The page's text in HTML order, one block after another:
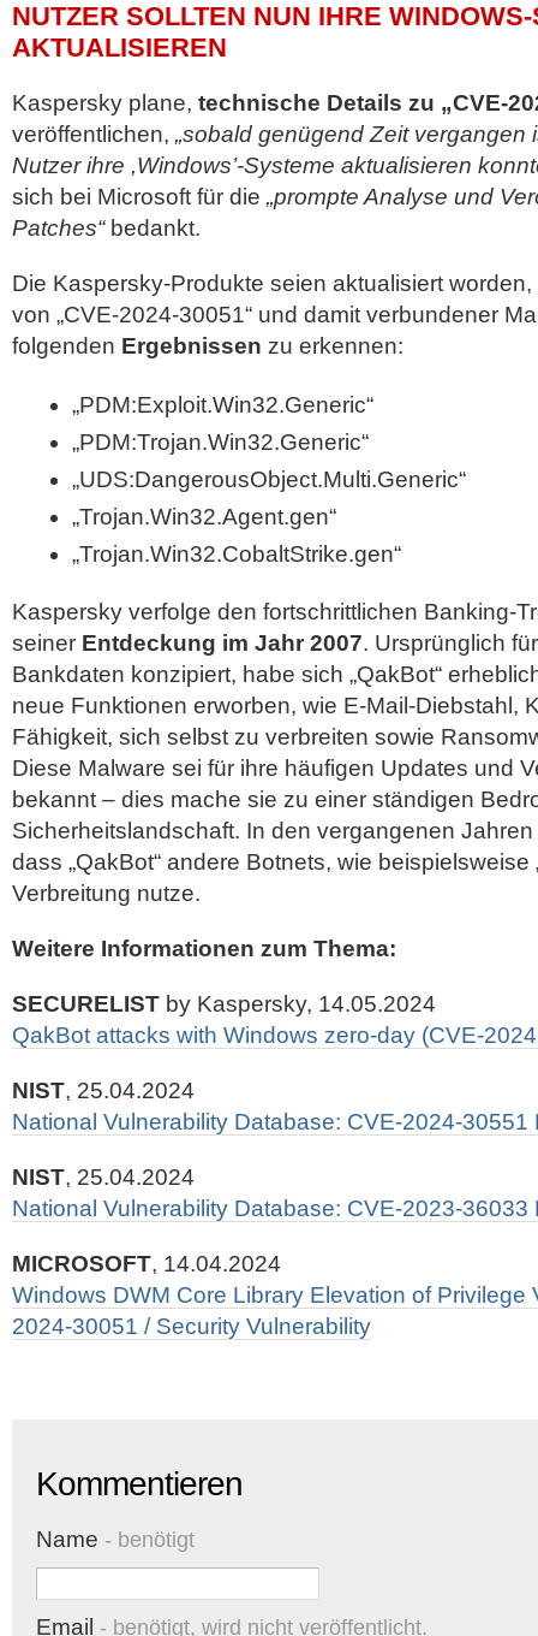
NUTZER SOLLTEN NUN IHRE
AKTUALISIEREN
Kaspersky plane, technische Details zu „CVE-
veröffentlichen, „sobald genügend Zeit vergangen
Nutzer ihre ,Windows’-Systeme aktualisieren
sich bei Microsoft für die „prompte Analyse und
Patches“bedankt.
Die Kaspersky-Produkte seien aktualisiert
von „CVE-2024-30051“ und damit verbundener
folgenden Ergebnissen zu erkennen:
„PDM:Exploit.Win32.Generic“
„PDM:Trojan.Win32.Generic“
„UDS:DangerousObject.Multi.Generic“
„Trojan.Win32.Agent.gen“
„Trojan.Win32.CobaltStrike.gen“
Kaspersky verfolge den fortschrittlichen Banking-
seiner Entdeckung im Jahr 2007. Ursprünglich
Bankdaten konzipiert, habe sich „QakBot“
neue Funktionen erworben, wie E-Mail-Diebstahl,
Fähigkeit, sich selbst zu verbreiten sowie
Diese Malware sei für ihre häufigen Updates und
bekannt – dies mache sie zu einer ständigen
Sicherheitslandschaft. In den vergangenen
dass „QakBot“ andere Botnets, wie beispielsweise
Verbreitung nutze.
Weitere Informationen zum Thema:
SECURELIST by Kaspersky, 14.05.2024
QakBot attacks with Windows zero-day (CVE-
NIST, 25.04.2024
National Vulnerability Database: CVE-2024-30551
NIST, 25.04.2024
National Vulnerability Database: CVE-2023-36033
MICROSOFT, 14.04.2024
Windows DWM Core Library Elevation of Privilege
2024-30051 / Security Vulnerability
Kommentieren
Name - benötigt
Email - benötigt, wird nicht veröffentlicht.